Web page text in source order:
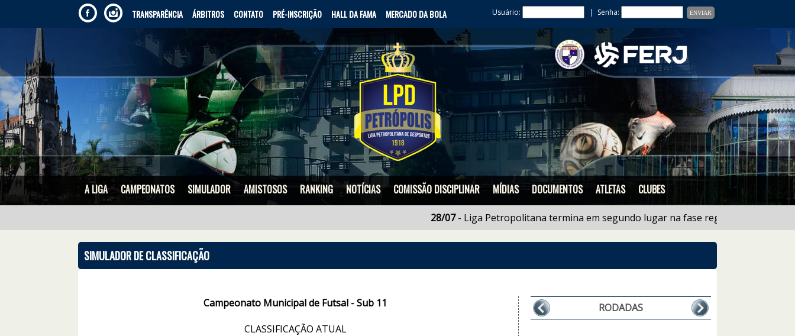
TRANSPARÊNCIA ÁRBITROS CONTATO PRÉ-INSCRIÇÃO HALL DA FAMA MERCADO DA BOLA Usuário: | Senha:
A LIGA CAMPEONATOS SIMULADOR AMISTOSOS RANKING NOTÍCIAS COMISSÃO DISCIPLINAR MÍDIAS DOCUMENTOS ATLETAS CLUBES
- Liga Petropolitana termina em segundo lugar na fase regional do estadual
SIMULADOR DE CLASSIFICAÇÃO
Campeonato Municipal de Futsal - Sub 11
CLASSIFICAÇÃO ATUAL
RODADAS